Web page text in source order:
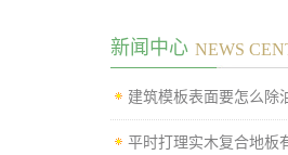
新闻中心 NEWS
建筑模板表面要怎么除
平时打理实木复合地板